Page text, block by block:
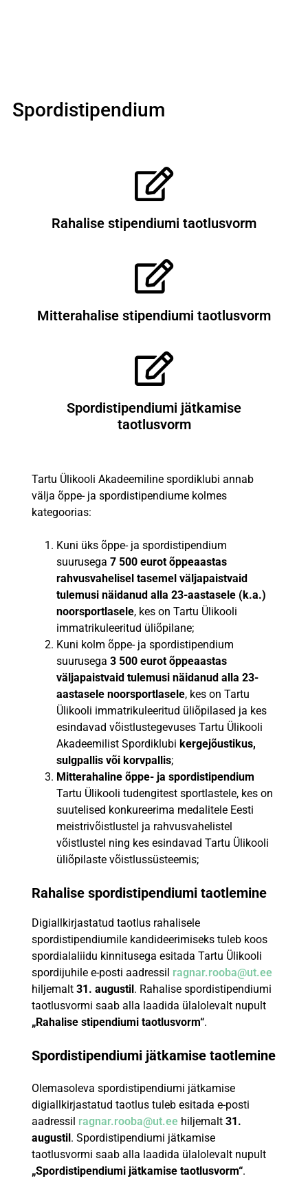
Spordistipendium
Rahalise stipendiumi taotlusvorm
Mitterahalise stipendiumi taotlusvorm
Spordistipendiumi jätkamise
taotlusvorm
Tartu Ülikooli Akadeemiline spordiklubi annab
välja õppe- ja spordistipendiume kolmes
kategoorias:
Kuni üks õppe- ja spordistipendium
suurusega 7 500 eurot õppeaastas
rahvusvahelisel tasemel väljapaistvaid
tulemusi näidanud alla 23-aastasele (k.a.)
noorsportlasele, kes on Tartu Ülikooli
immatrikuleeritud üliõpilane;
Kuni kolm õppe- ja spordistipendium
suurusega 3 500 eurot õppeaastas
väljapaistvaid tulemusi näidanud alla 23-
aastasele noorsportlasele, kes on Tartu
Ülikooli immatrikuleeritud üliõpilased ja kes
esindavad võistlustegevuses Tartu Ülikooli
Akadeemilist Spordiklubi kergejõustikus,
sulgpallis või korvpallis;
Mitterahaline õppe- ja spordistipendium
Tartu Ülikooli tudengitest sportlastele, kes on
suutelised konkureerima medalitele Eesti
meistrivõistlustel ja rahvusvahelistel
võistlustel ning kes esindavad Tartu Ülikooli
üliõpilaste võistlussüsteemis;
Rahalise spordistipendiumi taotlemine
Digiallkirjastatud taotlus rahalisele
spordistipendiumile kandideerimiseks tuleb koos
spordialaliidu kinnitusega esitada Tartu Ülikooli
spordijuhile e-posti aadressil ragnar.rooba@ut.ee
hiljemalt 31. augustil. Rahalise spordistipendiumi
taotlusvormi saab alla laadida ülalolevalt nupult
„Rahalise stipendiumi taotlusvorm“.
Spordistipendiumi jätkamise taotlemine
Olemasoleva spordistipendiumi jätkamise
digiallkirjastatud taotlus tuleb esitada e-posti
aadressil ragnar.rooba@ut.ee hiljemalt 31.
augustil. Spordistipendiumi jätkamise
taotlusvormi saab alla laadida ülalolevalt nupult
„Spordistipendiumi jätkamise taotlusvorm“.